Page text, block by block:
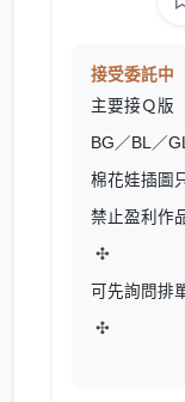
接受委託中
主要接Ｑ版
BG／BL／
棉花娃插圖
禁止盈利作
✣
可先詢問排
✣